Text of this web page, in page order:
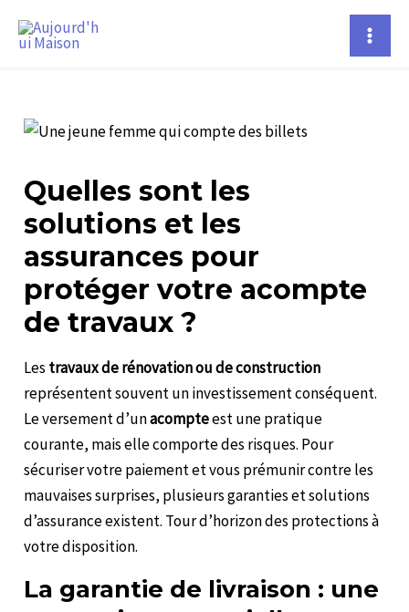
Quelles sont les
solutions et les
assurances pour
protéger votre acompte
de travaux ?
Les travaux de rénovation ou de construction
représentent souvent un investissement conséquent.
Le versement d’unacompteest une pratique
courante, mais elle comporte des risques. Pour
sécuriser votre paiement et vous prémunir contre les
mauvaises surprises, plusieurs garanties et solutions
d’assurance existent. Tour d’horizon des protections à
votre disposition.
La garantie de livraison : une
des